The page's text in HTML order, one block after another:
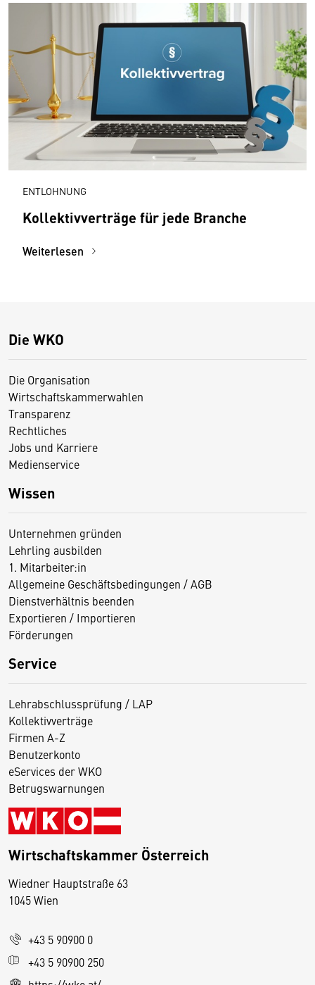
ENTLOHNUNG
Kollektivverträge für jede Branche
Weiterlesen
Die WKO
Die Organisation
Wirtschaftskammerwahlen
Transparenz
Rechtliches
Jobs und Karriere
Medienservice
Wissen
Unternehmen gründen
Lehrling ausbilden
1. Mitarbeiter:in
Allgemeine Geschäftsbedingungen / AGB
Dienstverhältnis beenden
Exportieren / Importieren
Förderungen
Service
Lehrabschlussprüfung / LAP
Kollektivverträge
Firmen A-Z
Benutzerkonto
eServices der WKO
Betrugswarnungen
Wirtschaftskammer Österreich
Wiedner Hauptstraße 63
1045 Wien
+43 5 90900 0
+43 5 90900 250
D
s
e
S